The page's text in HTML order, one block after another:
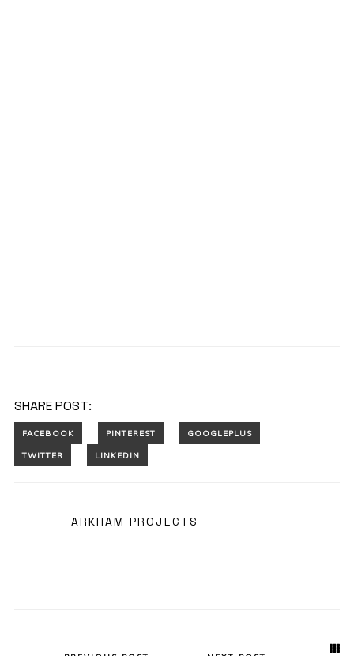
SHARE POST:
ARKHAM PROJECTS